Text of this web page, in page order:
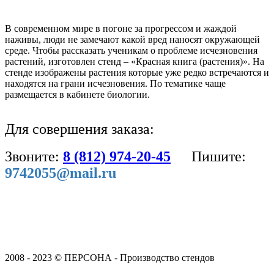
В современном мире в погоне за прогрессом и жаждой
наживы, люди не замечают какой вред наносят окружающей
среде. Чтобы рассказать ученикам о проблеме исчезновения
растений, изготовлен стенд – «Красная книга (растения)». На
стенде изображены растения которые уже редко встречаются и
находятся на грани исчезновения. По тематике чаще
размещается в кабинете биологии.
Для совершения заказа:
Звоните: 8 (812) 974-20-45
Пишите:
9742055@mail.ru
2008 - 2023 © ПЕРСОНА - Производство стендов